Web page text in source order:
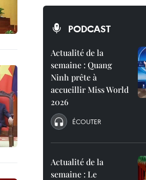
PODCAST
Actualité de la
semaine : Quang
Ninh prête à
accueillir Miss World
2026
ÉCOUTER
Actualité de la
semaine : Le